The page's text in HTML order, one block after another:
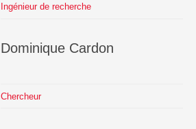
Ingénieur de recherche
Dominique Cardon
Chercheur